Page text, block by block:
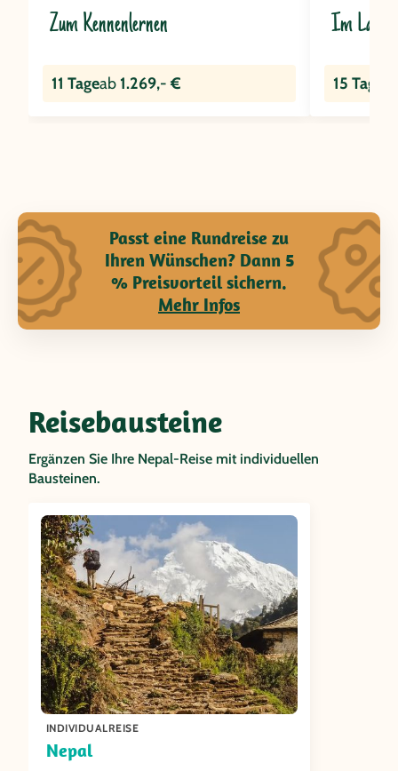
Zum Kennenlernen
11 Tageab1.269,- €
Im Land
15 Tage
Passt eine Rundreise zu
Ihren Wünschen? Dann 5
% Preisvorteil sichern.
Mehr Infos
Reisebausteine
Ergänzen Sie Ihre Nepal-Reise mit individuellen
Bausteinen.
INDIVIDUALREISE
Nepal